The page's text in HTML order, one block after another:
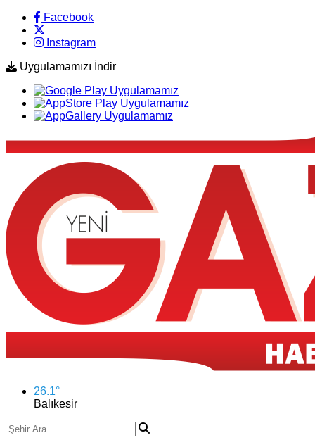
Facebook
Instagram
Uygulamamızı İndir
26.1°
Balıkesir